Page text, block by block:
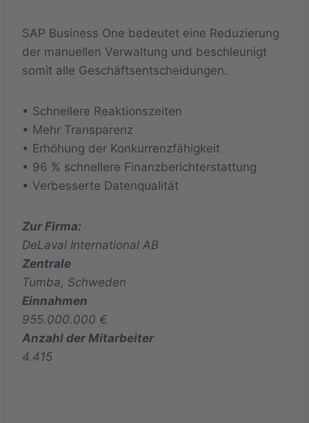
SAP Business One bedeutet eine Reduzierung
der manuellen Verwaltung und beschleunigt
somit alle Geschäftsentscheidungen.
• Schnellere Reaktionszeiten
• Mehr Transparenz
• Erhöhung der Konkurrenzfähigkeit
• 96 % schnellere Finanzberichterstattung
• Verbesserte Datenqualität
Zur Firma:
DeLaval International AB
Zentrale
Tumba, Schweden
Einnahmen
955.000.000 €
Anzahl der Mitarbeiter
4.415